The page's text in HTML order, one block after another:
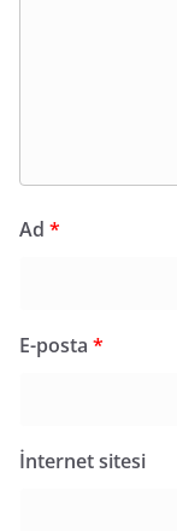
Ad *
E-posta *
İnternet sitesi